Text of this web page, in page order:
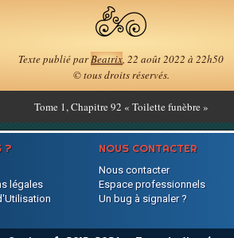
Texte publié parBeatrix, 22 août 2022 à 22h50
© tous droits réservés.
Tome1, Chapitre 92 « Toilette funèbre »
? NOUS CONTACTER
légales
Nous contacter
Espace professionnels
Un bug à signaler ?